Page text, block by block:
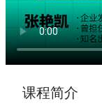
课程简介